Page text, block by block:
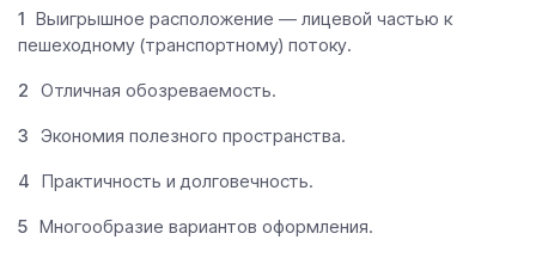
Выигрышное расположение — лицевой частью к
пешеходному (транспортному) потоку.
Отличная обозреваемость.
Экономия полезного пространства.
Практичность и долговечность.
Многообразие вариантов оформления.